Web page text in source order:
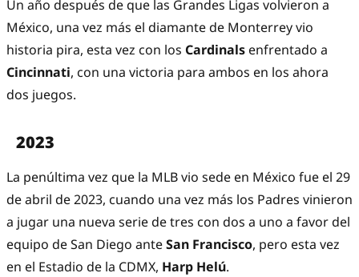
Un año después de que las Grandes Ligas volvieron a
México, una vez más el diamante de Monterrey vio
historia pira, esta vez con los Cardinals enfrentado a
Cincinnati, con una victoria para ambos en los ahora
dos juegos.
2023
La penúltima vez que la MLB vio sede en México fue el 29
de abril de 2023, cuando una vez más los Padres vinieron
a jugar una nueva serie de tres con dos a uno a favor del
equipo de San Diego anteSan Francisco, pero esta vez
en el Estadio de la CDMX, Harp Helú.